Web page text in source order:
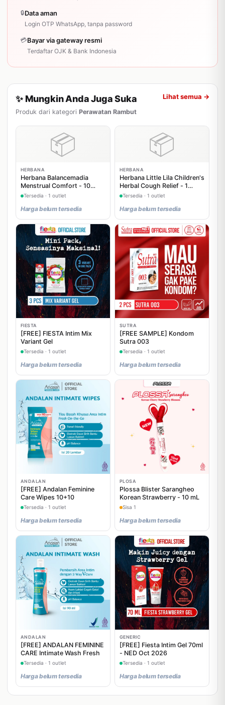
🔒Data aman
Login OTP WhatsApp, tanpa password
💳Bayar via gateway resmi
Terdaftar OJK & Bank Indonesia
✨ Mungkin Anda Juga Suka
Produk dari kategori Perawatan Rambut
Lihat semua →
📦
HERBANA
Herbana Balancemadia
Menstrual Comfort - 10
Tablet
Tersedia · 1 outlet
Harga belum tersedia
📦
HERBANA
Herbana Little Lila Children's
Herbal Cough Relief - 1
Sachet
Tersedia · 1 outlet
Harga belum tersedia
FIESTA
[FREE] FIESTA Intim Mix
Variant Gel
Tersedia · 1 outlet
Harga belum tersedia
SUTRA
[FREE SAMPLE] Kondom
Sutra 003
Tersedia · 1 outlet
Harga belum tersedia
ANDALAN
[FREE] Andalan Feminine
Care Wipes 10+10
Tersedia · 1 outlet
Harga belum tersedia
PLOSA
Plossa Blister Sarangheo
Korean Strawberry - 10 mL
Sisa 1
Harga belum tersedia
ANDALAN
[FREE] ANDALAN FEMININE
CARE Intimate Wash Fresh
Tersedia · 1 outlet
Harga belum tersedia
GENERIC
[FREE] Fiesta Intim Gel 70ml
- NED Oct 2026
Tersedia · 1 outlet
Harga belum tersedia